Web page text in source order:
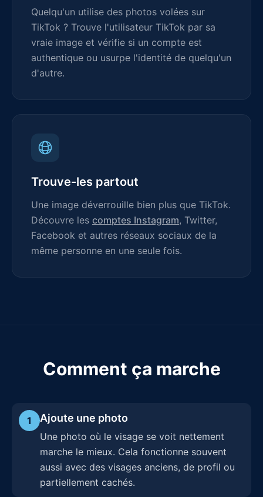
Quelqu'un utilise des photos volées sur
TikTok ? Trouve l'utilisateur TikTok par sa
vraie image et vérifie si un compte est
authentique ou usurpe l'identité de quelqu'un
d'autre.
Trouve-les partout
Une image déverrouille bien plus que TikTok.
Découvre les comptes Instagram, Twitter,
Facebook et autres réseaux sociaux de la
même personne en une seule fois.
Comment ça marche
1 Ajoute une photo
Une photo où le visage se voit nettement
marche le mieux. Cela fonctionne souvent
aussi avec des visages anciens, de profil ou
partiellement cachés.